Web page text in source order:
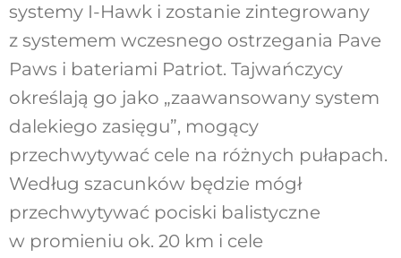
systemy I-Hawk i zostanie zintegrowany
z systemem wczesnego ostrzegania Pave
Paws i bateriami Patriot. Tajwańczycy
określają go jako „zaawansowany system
dalekiego zasięgu”, mogący
przechwytywać cele na różnych pułapach.
Według szacunków będzie mógł
przechwytywać pociski balistyczne
w promieniu ok. 20 km i cele